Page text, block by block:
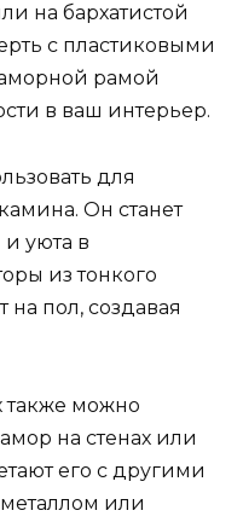
на бархатистой
с пластиковыми
рамой
в ваш интерьер.
для
Он станет
уюта в
из тонкого
пол, создавая
также можно
на стенах или
его с другими
или